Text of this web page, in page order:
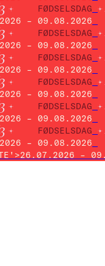
FØDSELSDAG
– 09.08.2026
FØDSELSDAG
– 09.08.2026
FØDSELSDAG
– 09.08.2026
FØDSELSDAG
– 09.08.2026
FØDSELSDAG
– 09.08.2026
FØDSELSDAG
– 09.08.2026
–